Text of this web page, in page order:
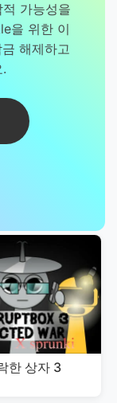
가능성을
을 위한 이
해제하고
한 상자 3